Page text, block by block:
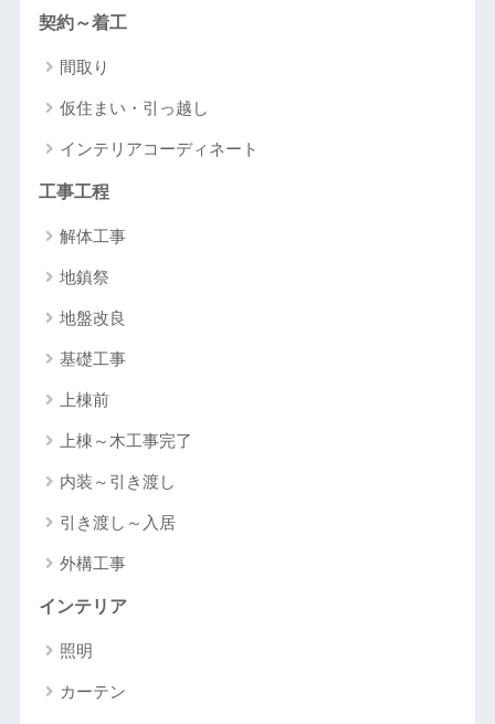
契約～着工
間取り
仮住まい・引っ越し
インテリアコーディネート
工事工程
解体工事
地鎮祭
地盤改良
基礎工事
上棟前
上棟～木工事完了
内装～引き渡し
引き渡し～入居
外構工事
インテリア
照明
カーテン